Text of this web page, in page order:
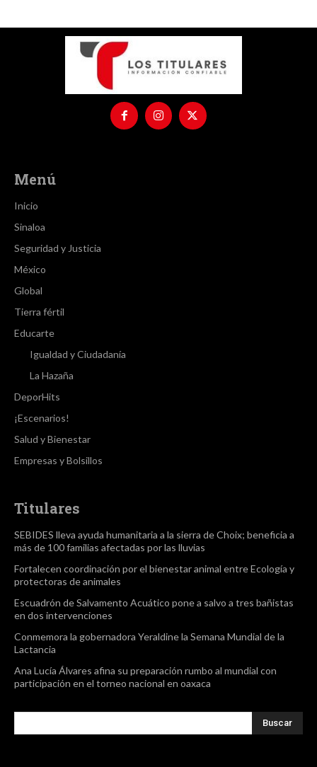
Menú
Inicio
Sinaloa
Seguridad y Justicia
México
Global
Tierra fértil
Educarte
Igualdad y Ciudadanía
La Hazaña
DeporHits
¡Escenarios!
Salud y Bienestar
Empresas y Bolsillos
Titulares
SEBIDES lleva ayuda humanitaria a la sierra de Choix; beneficia a
más de 100 familias afectadas por las lluvias
Fortalecen coordinación por el bienestar animal entre Ecología y
protectoras de animales
Escuadrón de Salvamento Acuático pone a salvo a tres bañistas
en dos intervenciones
Conmemora la gobernadora Yeraldine la Semana Mundial de la
Lactancia
Ana Lucía Álvares afina su preparación rumbo al mundial con
participación en el torneo nacional en oaxaca
Buscar